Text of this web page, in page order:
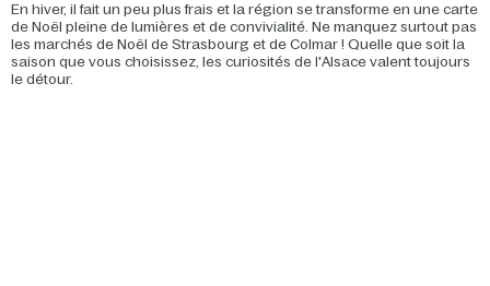
En hiver, il fait un peu plus frais et la région se transforme en une carte
de Noël pleine de lumières et de convivialité. Ne manquez surtout pas
les marchés de Noël de Strasbourg et de Colmar ! Quelle que soit la
saison que vous choisissez, les curiosités de l'Alsace valent toujours
le détour.